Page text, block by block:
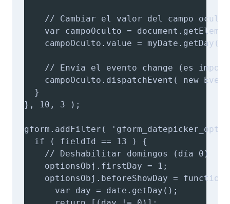
// Cambiar el valor del campo
var campoOculto =
    campoOculto.value = myDate.getDay();
// Envía el evento change (es
campoOculto.dispatchEvent( new
}
}, 10, 3 );
gform.addFilter(
  if ( fieldId == 13 ) {
    // Deshabilitar domingos (día 0)
    optionsObj.firstDay = 1;
optionsObj.beforeShowDay =
      var day = date.getDay();